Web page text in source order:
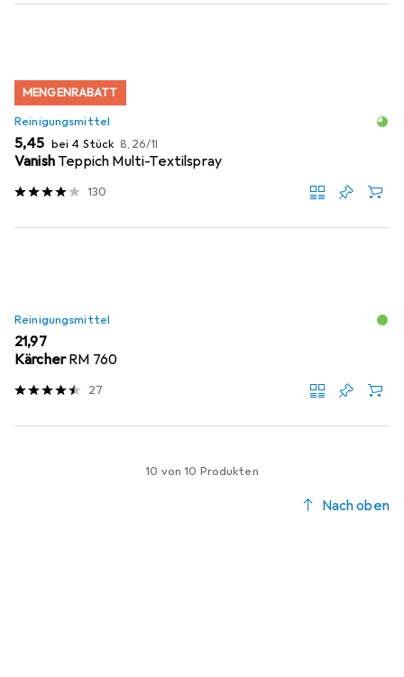
MENGENRABATT
Reinigungsmittel
EUR
5,45 bei 4 Stück EUR
8,26/1l
Vanish Teppich Multi-Textilspray
130
Reinigungsmittel
EUR
21,97
KärcherRM 760
27
10 von 10 Produkten
Nach oben